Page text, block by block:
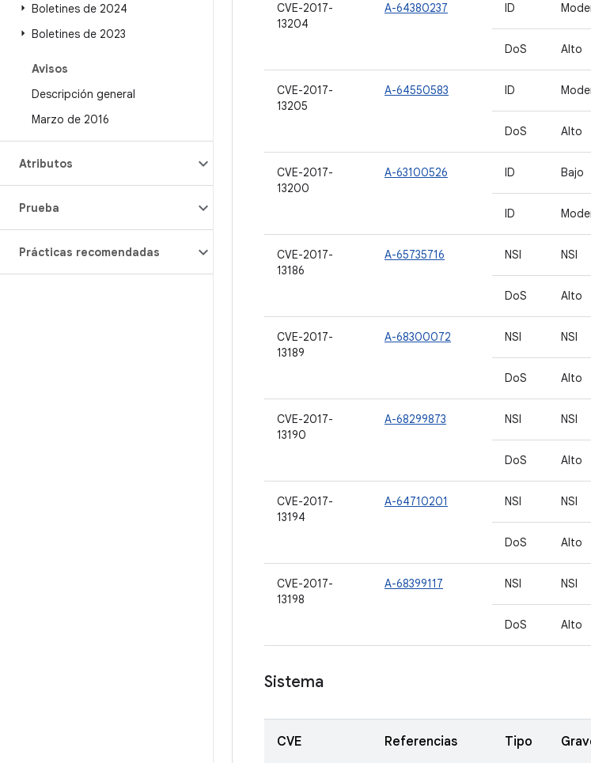
Boletines de 2024
Boletines de 2023
Avisos
Descripción general
Marzo de 2016
Atributos
Prueba
Prácticas recomendadas
CVE-2017-
13204
A-64380237 ID
DoS Alto
CVE-2017-
13205
A-64550583 ID
DoS Alto
CVE-2017-
13200
A-63100526 ID Bajo
ID
CVE-2017-
13186
A-65735716 NSI NSI
DoS Alto
CVE-2017-
13189
A-68300072 NSI NSI
DoS Alto
CVE-2017-
13190
A-68299873 NSI NSI
DoS Alto
CVE-2017-
13194
A-64710201 NSI NSI
DoS Alto
CVE-2017-
13198
A-68399117 NSI NSI
DoS Alto
Sistema
CVE Referencias Tipo